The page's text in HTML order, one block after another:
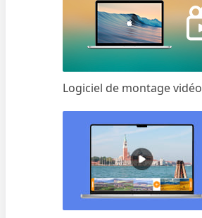
Logiciel de montage vidéo